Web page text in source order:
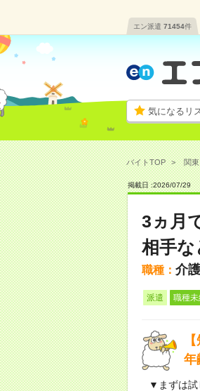
エン派遣 71454件
気になるリ
バイトTOP 関東
掲載日 :2026/07/29
3ヵ月
相手な
職種： 介
派遣 職種
年
▼まずは試